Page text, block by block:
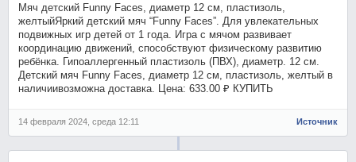
Мяч детский Funny Faces, диаметр 12 см, пластизоль,
желтыйЯркий детский мяч “Funny Faces”. Для увлекательных
подвижных игр детей от 1 года. Игра с мячом развивает
координацию движений, способствуют физическому развитию
ребёнка. Гипоаллергенный пластизоль (ПВХ), диаметр. 12 см.
Детский мяч Funny Faces, диаметр 12 см, пластизоль, желтый в
наличиивозможна доставка. Цена: 633.00 ₽ КУПИТЬ
14 февраля 2024, среда 12:11 Источник